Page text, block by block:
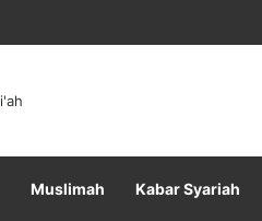
Muslimah Kabar Syariah